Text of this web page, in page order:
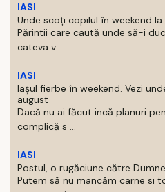
IASI
Unde scoți copilul în weekend la
Părintii care caută unde să-i
cateva v ...
IASI
Iașul fierbe în weekend. Vezi
august
Dacă nu ai făcut incă planuri
complică s ...
IASI
Postul, o rugăciune către
Putem să nu mancăm carne si